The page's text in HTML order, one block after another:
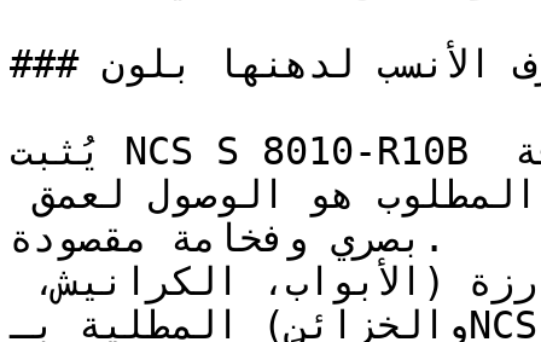
### ما هي الغرف الأنسب لدهنها بلون NCS S 8010-R10B؟
يُثبت NCS S 8010-R10B جدارته في قطاع الضيافة
بصري وفخامة مقصودة.
والخزائن) المطلية بـNCS S 8010-R10B تكتسب وزناً